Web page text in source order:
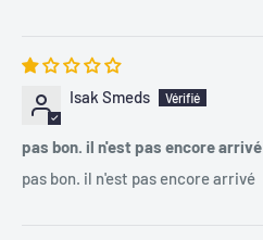
Isak Smeds
pas bon. il n'est pas encore arrivé
pas bon. il n'est pas encore arrivé